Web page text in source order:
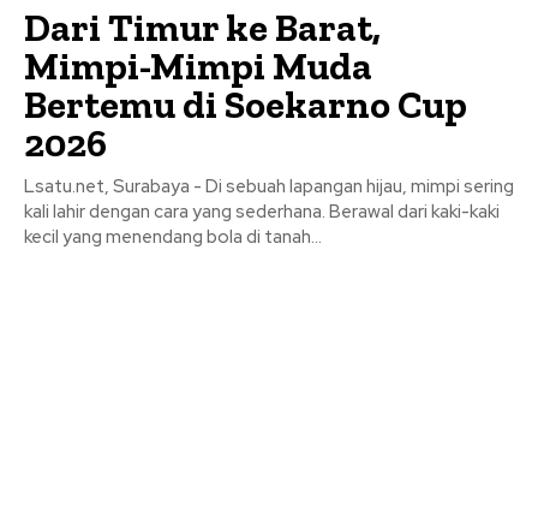
Dari Timur ke Barat,
Mimpi-Mimpi Muda
Bertemu di Soekarno Cup
2026
Lsatu.net, Surabaya - Di sebuah lapangan hijau, mimpi sering
kali lahir dengan cara yang sederhana. Berawal dari kaki-kaki
kecil yang menendang bola di tanah...